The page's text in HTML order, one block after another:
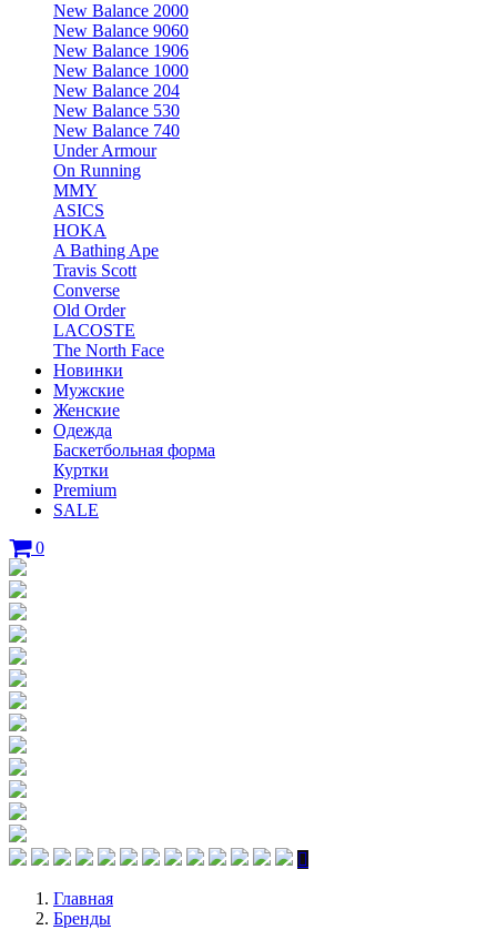
New Balance 2000
New Balance 9060
New Balance 1906
New Balance 1000
New Balance 204
New Balance 530
New Balance 740
Under Armour
On Running
MMY
ASICS
HOKA
A Bathing Ape
Travis Scott
Converse
Old Order
LACOSTE
The North Face
Новинки
Мужские
Женские
Одежда
Баскетбольная форма
Куртки
Premium
SALE
0
Главная
Бренды